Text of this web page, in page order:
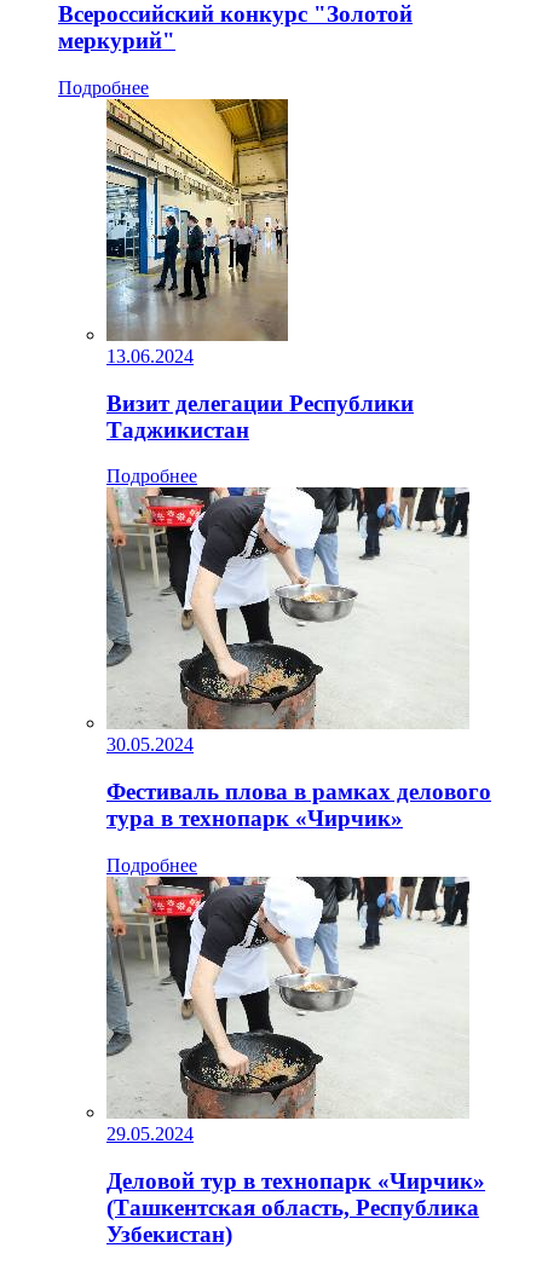
Всероссийский конкурс "Золотой
меркурий"
Подробнее
13.06.2024
Визит делегации Республики
Таджикистан
Подробнее
30.05.2024
Фестиваль плова в рамках делового
тура в технопарк «Чирчик»
Подробнее
29.05.2024
Деловой тур в технопарк «Чирчик»
(Ташкентская область, Республика
Узбекистан)